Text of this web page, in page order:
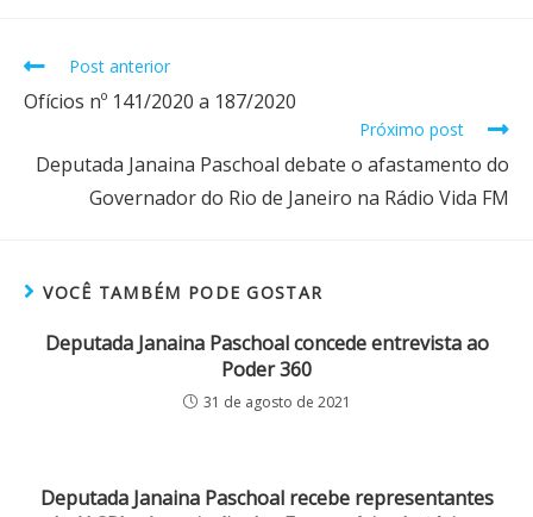
Post anterior
Ofícios nº 141/2020 a 187/2020
Próximo post
Deputada Janaina Paschoal debate o afastamento do
Governador do Rio de Janeiro na Rádio Vida FM
VOCÊ TAMBÉM PODE GOSTAR
Deputada Janaina Paschoal concede entrevista ao
Poder 360
31 de agosto de 2021
Deputada Janaina Paschoal recebe representantes